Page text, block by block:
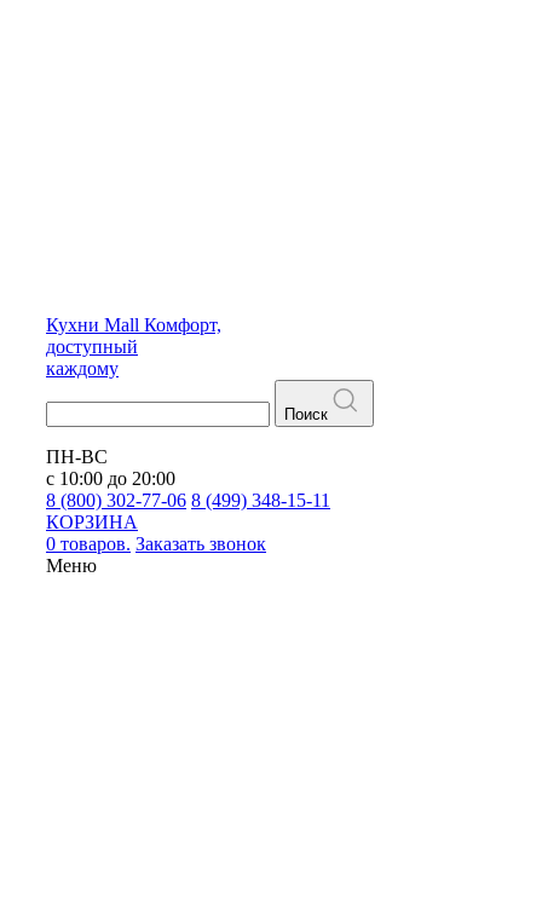
Кухни Mall Комфорт,
доступный
каждому
Поиск
ПН-ВС
с 10:00 до 20:00
8 (800) 302-77-06 8 (499) 348-15-11
КОРЗИНА
0 товаров. Заказать звонок
Меню